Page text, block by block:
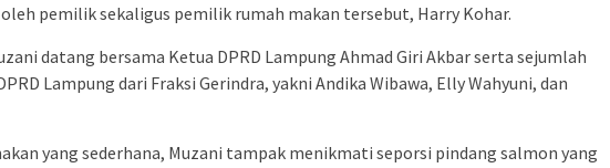
pemilik sekaligus pemilik rumah makan tersebut, Harry Kohar.
datang bersama Ketua DPRD Lampung Ahmad Giri Akbar serta sejumlah
Lampung dari Fraksi Gerindra, yakni Andika Wibawa, Elly Wahyuni, dan
yang sederhana, Muzani tampak menikmati seporsi pindang salmon yang